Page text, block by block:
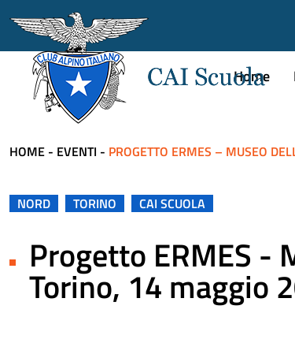
Home
HOME - EVENTI - PROGETTO ERMES – MUSEO
NORD TORINO CAI SCUOLA
Progetto ERMES -
Torino, 14 maggio